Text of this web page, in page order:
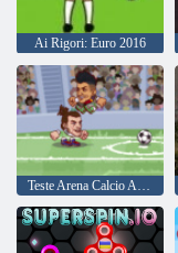
Ai Rigori: Euro 2016
Teste Arena Calcio All Stars